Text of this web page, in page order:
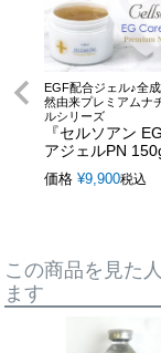
EGF配合ジェル♪全
然由来プレミアムナ
ルシリーズ
『セルソアン
アジェルPN
価格 ¥9,900税込
この商品を見た
ます